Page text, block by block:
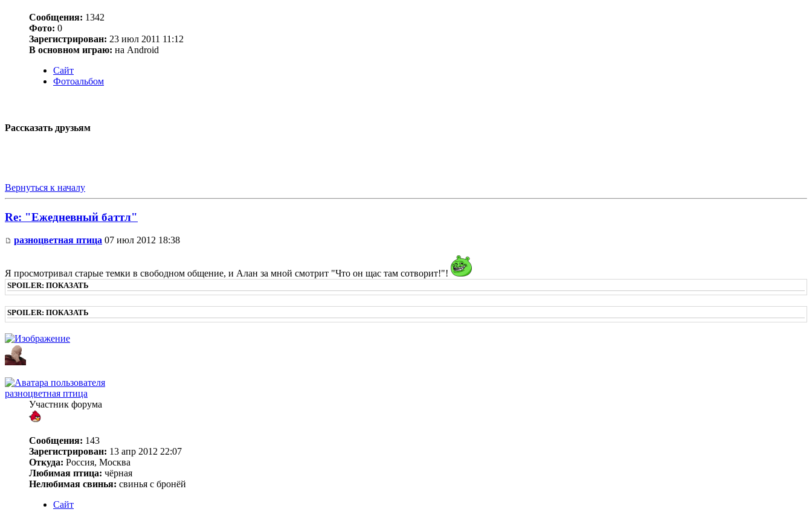
Сообщения: 1342
Фото: 0
Зарегистрирован: 23 июл 2011 11:12
В основном играю: на Android
Сайт
Фотоальбом
Рассказать друзьям
Вернуться к началу
Re: "Ежедневный баттл"
разноцветная птица 07 июл 2012 18:38
Я просмотривал старые темки в свободном общение, и Алан за мной смотрит "Что он щас там сотворит!"!
SPOILER: ПОКАЗАТЬ
SPOILER: ПОКАЗАТЬ
разноцветная птица
Участник форума
Сообщения: 143
Зарегистрирован: 13 апр 2012 22:07
Откуда: Россия, Москва
Любимая птица: чёрная
Нелюбимая свинья: свинья с бронёй
Сайт